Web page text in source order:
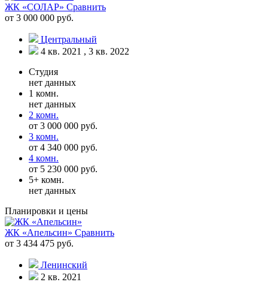
ЖК «СОЛАР» Сравнить
от 3 000 000 руб.
Центральный
4 кв. 2021 , 3 кв. 2022
Студия
нет данных
1 комн.
нет данных
2 комн.
от 3 000 000 руб.
3 комн.
от 4 340 000 руб.
4 комн.
от 5 230 000 руб.
5+ комн.
нет данных
Планировки и цены
ЖК «Апельсин» Сравнить
от 3 434 475 руб.
Ленинский
2 кв. 2021